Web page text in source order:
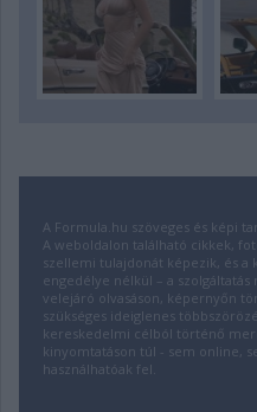
A Formula.hu szöveges és képi
A weboldalon található cikkek,
szellemi tulajdonát képezik, és
engedélye nélkül – a
velejáró olvasáson, képernyőn
szükséges ideiglenes
kereskedelmi célból történő
kinyomtatáson túl - sem online,
használhatóak fel.